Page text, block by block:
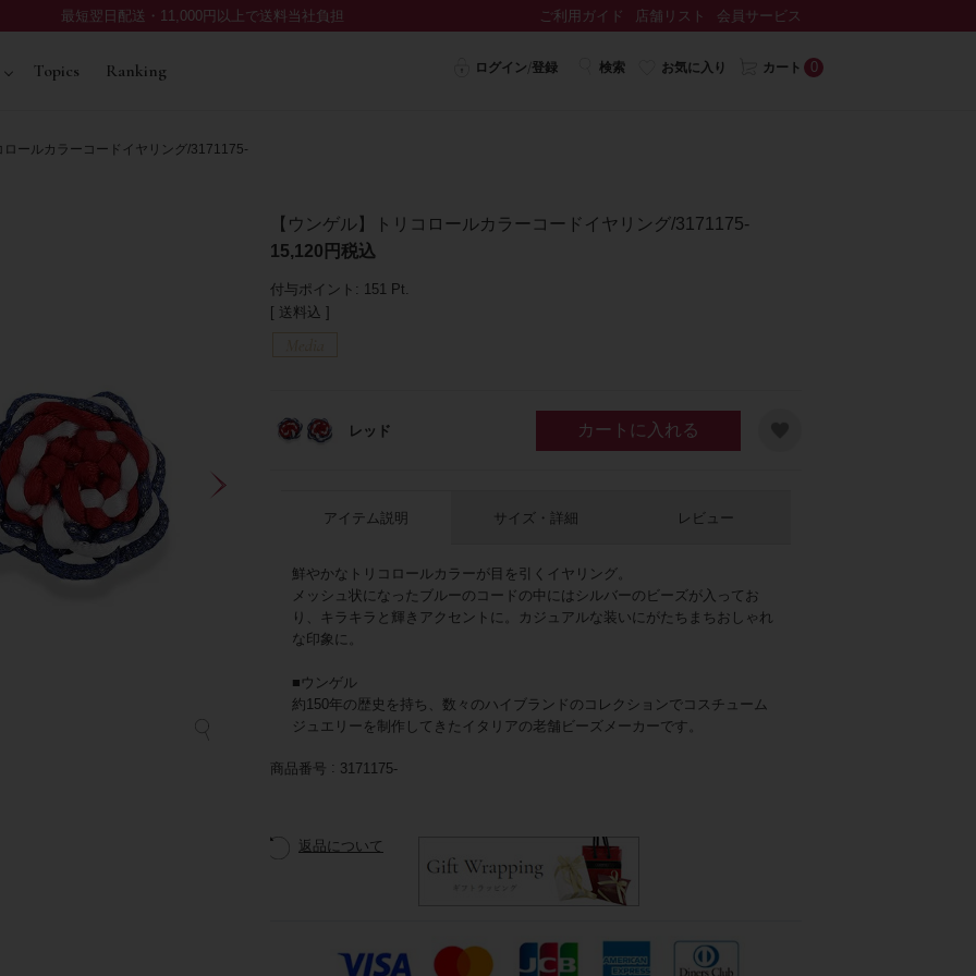
最短翌日配送・11,000円以上で送料当社負担 ご利用ガイド 店舗リスト 会員サービス
Topics Ranking ログイン/登録 検索 お気に入り カート 0
ールカラーコードイヤリング/3171175-
【ウンゲル】トリコロールカラーコードイヤリング/3171175-
15,120
税込
付与ポイント: 151 Pt.
送料込
レッド カートに入れる
アイテム説明
鮮やかなトリコロールカラーが目を引くイヤリング。
メッシュ状になったブルーのコードの中にはシルバーのビーズが入ってお
り、キラキラと輝きアクセントに。カジュアルな装いにがたちまちおしゃれ
な印象に。
■ウンゲル
約150年の歴史を持ち、数々のハイブランドのコレクションでコスチューム
ジュエリーを制作してきたイタリアの老舗ビーズメーカーです。
サイズ・詳細 レビュー
商品番号 3171175-
返品について